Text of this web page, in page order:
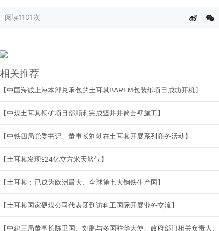
阅读1101次
相关推荐
【中国海诚上海本部总承包的土耳其BAREM包装纸项目成功开机】
【中煤土耳其铜矿项目部顺利完成竖井井筒套壁施工】
【中铁四局党委书记、董事长刘勃在土耳其开展系列商务活动】
【土耳其发现924亿立方米天然气】
【土耳其：已成为欧洲最大、全球第七大钢铁生产国】
【土耳其国家硬煤公司代表团到访科工国际开展业务交流】
【中建三局董事长陈卫国、刘鹏与多国驻华大使、政府部门相关负责人